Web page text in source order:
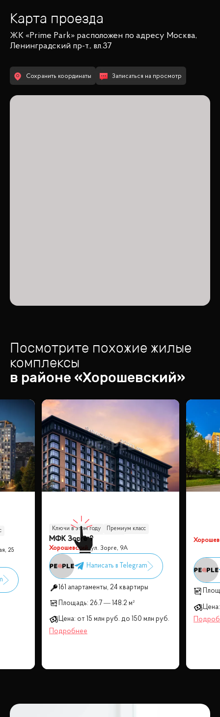
Карта проезда
ЖК «Prime Park» расположен по адресу Москва,
Ленинградский пр-т., вл.37
Сохранить координаты Записаться на просмотр
Посмотрите похожие жилые
комплексы
в районе «Хорошевский»
25
Ключи в этом году
Премиум класс
Возле парка
Бизнес класс
МФК Зорге 9
Хорошевский ,ул. Зорге, 9А
161 апартаменты, 24 квартиры
Площадь: 26.7 — 148.2 м²
Цена: от 15 млн руб. до 150 млн руб.
Цена: